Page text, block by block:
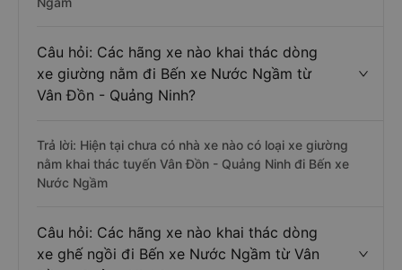
Câu hỏi: Các hãng xe nào khai thác dòng
xe giường nằm đi Bến xe Nước Ngầm từ
Vân Đồn - Quảng Ninh?
Trả lời: Hiện tại chưa có nhà xe nào có loại xe giường
nằm khai thác tuyến Vân Đồn - Quảng Ninh đi Bến xe
Nước Ngầm
Câu hỏi: Các hãng xe nào khai thác dòng
xe ghế ngồi đi Bến xe Nước Ngầm từ Vân